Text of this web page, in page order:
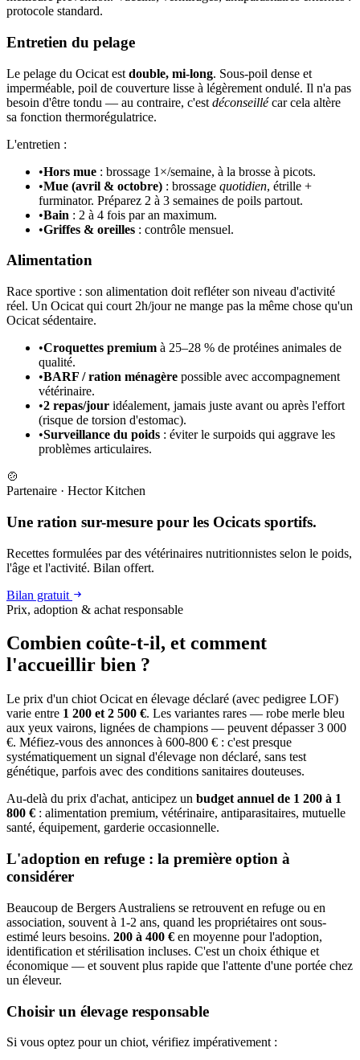
protocole standard.
Entretien du pelage
Le pelage du Ocicat est double, mi-long. Sous-poil dense et
imperméable, poil de couverture lisse à légèrement ondulé. Il n'a pas
besoin d'être tondu — au contraire, c'est déconseillécar cela altère
sa fonction thermorégulatrice.
L'entretien :
•Hors mue : brossage 1×/semaine, à la brosse à picots.
•Mue (avril & octobre) : brossage quotidien, étrille +
furminator. Préparez 2 à 3 semaines de poils partout.
•Bain : 2 à 4 fois par an maximum.
•Griffes & oreilles : contrôle mensuel.
Alimentation
Race sportive : son alimentation doit refléter son niveau d'activité
réel. Un Ocicat qui court 2h/jour ne mange pas la même chose qu'un
Ocicat sédentaire.
•Croquettes premium à 25–28 % de protéines animales de
qualité.
•BARF / ration ménagère possible avec accompagnement
vétérinaire.
•2 repas/jour idéalement, jamais juste avant ou après l'effort
(risque de torsion d'estomac).
•Surveillance du poids : éviter le surpoids qui aggrave les
problèmes articulaires.
🍲
Partenaire · Hector Kitchen
Une ration sur-mesure pour les Ocicats sportifs.
Recettes formulées par des vétérinaires nutritionnistes selon le poids,
l'âge et l'activité. Bilan offert.
Bilan gratuit
Prix, adoption & achat responsable
Combien coûte-t-il, et comment
l'accueillir bien ?
Le prix d'un chiot Ocicat en élevage déclaré (avec pedigree LOF)
varie entre 1 200 et 2 500 €. Les variantes rares — robe merle bleu
aux yeux vairons, lignées de champions — peuvent dépasser 3 000
€. Méfiez-vous des annonces à 600-800 € : c'est presque
systématiquement un signal d'élevage non déclaré, sans test
génétique, parfois avec des conditions sanitaires douteuses.
Au-delà du prix d'achat, anticipez un budget annuel de 1 200 à 1
800 € : alimentation premium, vétérinaire, antiparasitaires, mutuelle
santé, équipement, garderie occasionnelle.
L'adoption en refuge : la première option à
considérer
Beaucoup de Bergers Australiens se retrouvent en refuge ou en
association, souvent à 1-2 ans, quand les propriétaires ont sous-
estimé leurs besoins. 200 à 400 € en moyenne pour l'adoption,
identification et stérilisation incluses. C'est un choix éthique et
économique — et souvent plus rapide que l'attente d'une portée chez
un éleveur.
Choisir un élevage responsable
Si vous optez pour un chiot, vérifiez impérativement :